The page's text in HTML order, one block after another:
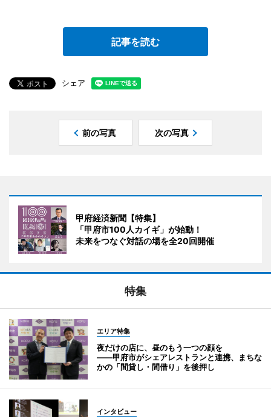
記事を読む
シェア
前の写真 次の写真
甲府経済新聞【特集】
「甲府市100人カイギ」が始動！
未来をつなぐ対話の場を全20回開催
特集
エリア特集
夜だけの店に、昼のもう一つの顔を
――甲府市がシェアレストランと連携、まちな
かの「間貸し・間借り」を後押し
インタビュー